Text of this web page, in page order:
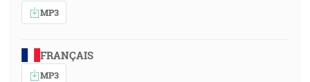
MP3
FRANÇAIS
MP3